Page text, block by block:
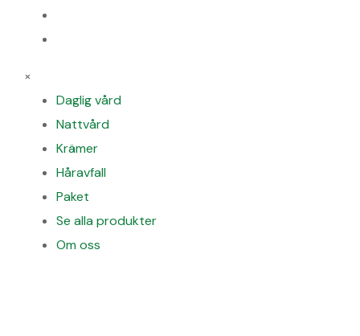
×
Daglig vård
Nattvård
Krämer
Håravfall
Paket
Se alla produkter
Om oss